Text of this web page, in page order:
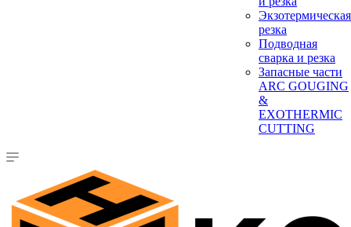
Экзотермическая
резка
Подводная
сварка и резка
Запасные части
ARC GOUGING
&
EXOTHERMIC
CUTTING